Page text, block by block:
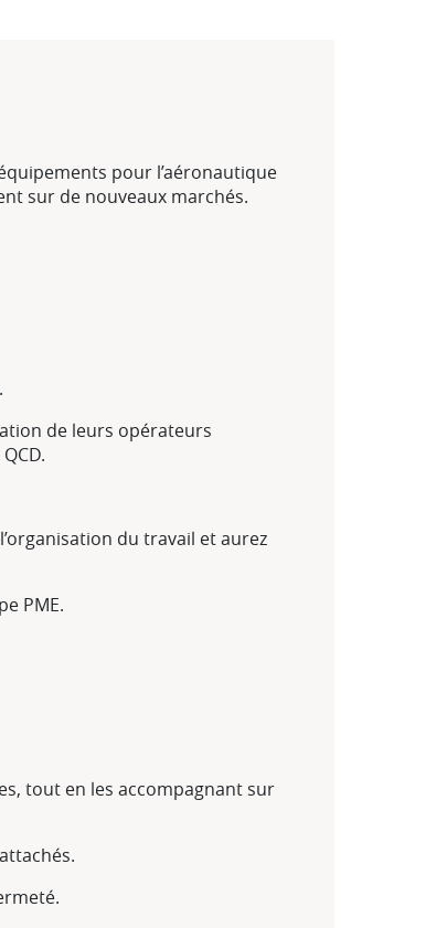
pour l’aéronautique
sur de nouveaux marchés.
de leurs opérateurs
du travail et aurez
PME.
tout en les accompagnant sur